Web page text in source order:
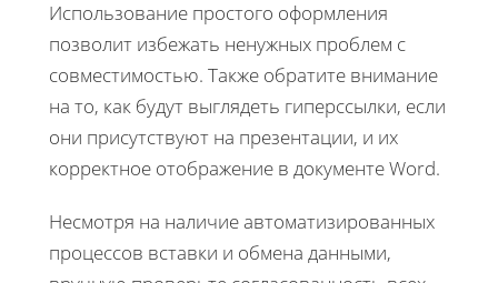
Использование простого оформления
позволит избежать ненужных проблем с
совместимостью. Также обратите внимание
на то, как будут выглядеть гиперссылки, если
они присутствуют на презентации, и их
корректное отображение в документе Word.
Несмотря на наличие автоматизированных
процессов вставки и обмена данными,